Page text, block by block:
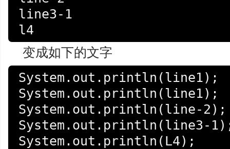
line3-1
l4
变成如下的文字
System.out.println(line1);
System.out.println(line1);
System.out.println(line-2);
System.out.println(line3-
System.out.println(L4);